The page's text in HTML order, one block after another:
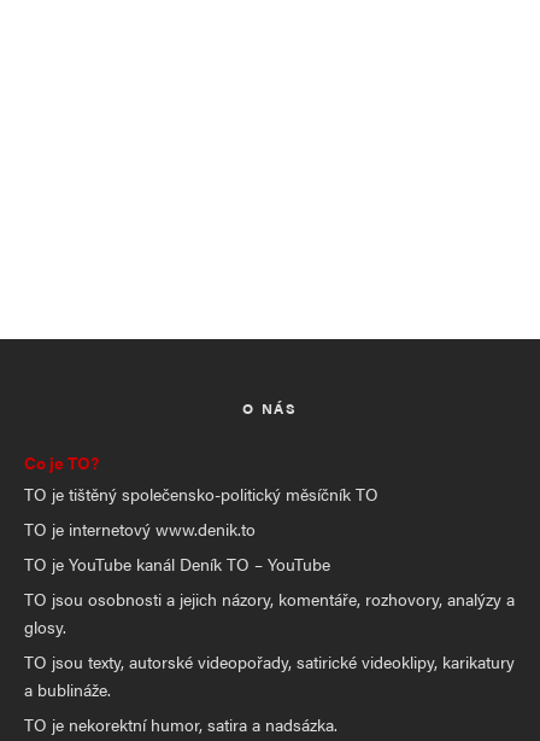
O NÁS
Co je TO?
TO je tištěný společensko-politický měsíčník TO
TO je internetový www.denik.to
TO je YouTube kanál Deník TO – YouTube
TO jsou osobnosti a jejich názory, komentáře, rozhovory, analýzy a
glosy.
TO jsou texty, autorské videopořady, satirické videoklipy, karikatury
a bublináže.
TO je nekorektní humor, satira a nadsázka.